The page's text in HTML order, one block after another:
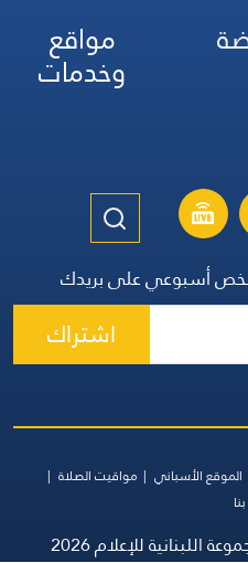
مواقع
وخدمات
أسبوعي على بريدك
اشتراك
الموقع الأسباني
مواقيت الصلاة
للإعلام 2026